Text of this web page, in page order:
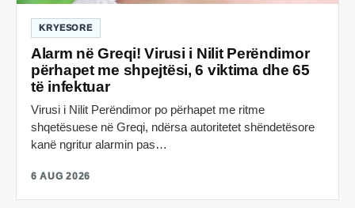
KRYESORE
Alarm në Greqi! Virusi i Nilit Perëndimor
përhapet me shpejtësi, 6 viktima dhe 65
të infektuar
Virusi i Nilit Perëndimor po përhapet me ritme
shqetësuese në Greqi, ndërsa autoritetet shëndetësore
kanë ngritur alarmin pas…
6 AUG 2026